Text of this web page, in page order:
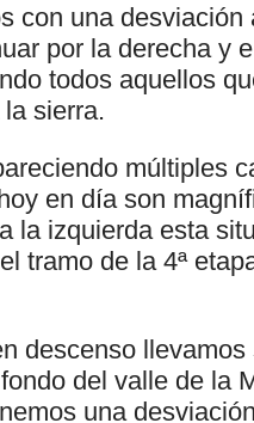
con una desviación
por la derecha y
todos aquellos
sierra.
múltiples
en día son
la izquierda esta
tramo de la 4ª
descenso llevamos
del valle de la
una